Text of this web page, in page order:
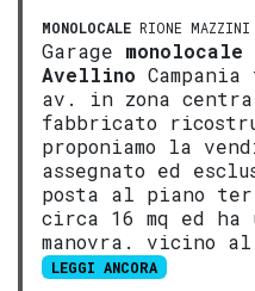
MONOLOCALE RIONE
Garage monolocale
Avellino
av. in zona
fabbricato
proponiamo la
assegnato ed
posta al piano
circa 16 mq ed ha
manovra. vicino
LEGGI ANCORA